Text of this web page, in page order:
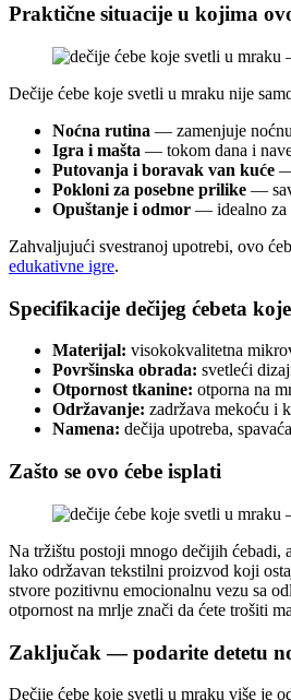
Praktične situacije u kojima
Dečije ćebe koje svetli u mraku nije
Noćna rutina — zamenjuje
Igra i mašta — tokom dana i
Putovanja i boravak van kuće —
Pokloni za posebne prilike —
Opuštanje i odmor — idealno za
Zahvaljujući svestranoj upotrebi, ovo
edukativne igre.
Specifikacije dečijeg ćebeta
Materijal: visokokvalitetna
Površinska obrada: svetleći
Otpornost tkanine: otporna na
Održavanje: zadržava mekoću i
Namena: dečija upotreba,
Zašto se ovo ćebe isplati
Na tržištu postoji mnogo dečijih
lako održavan tekstilni proizvod koji
stvore pozitivnu emocionalnu vezu sa
otpornost na mrlje znači da ćete trošiti
Zaključak — podarite detetu
Dečije ćebe koje svetli u mraku više je